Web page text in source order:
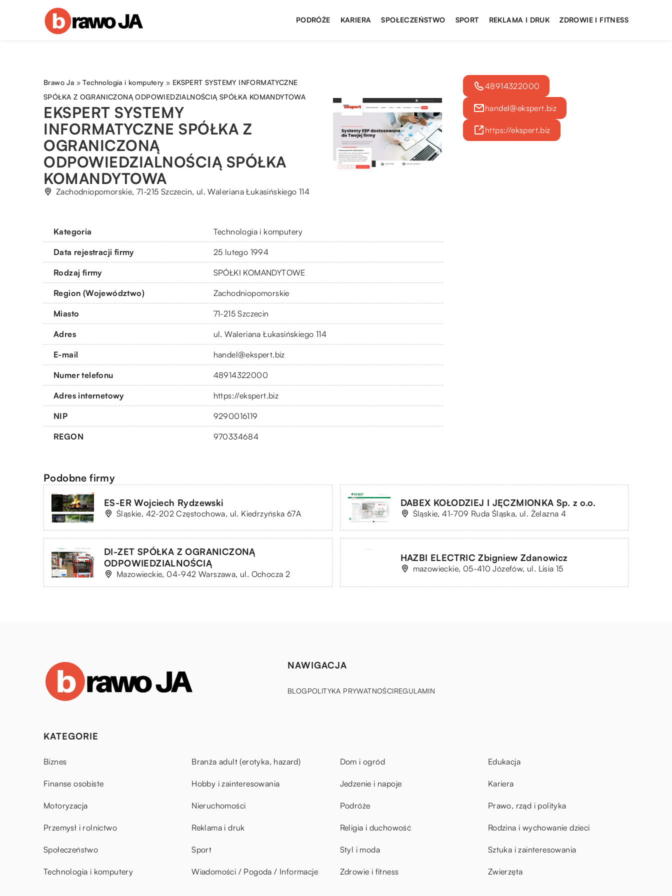
PODRÓŻE KARIERA SPOŁECZEŃSTWO SPORT REKLAMA I DRUK ZDROWIE I FITNESS
Brawo Ja »Technologia i komputery » EKSPERT SYSTEMY INFORMATYCZNE
SPÓŁKA Z OGRANICZONĄ ODPOWIEDZIALNOŚCIĄ SPÓŁKA KOMANDYTOWA
EKSPERT SYSTEMY
INFORMATYCZNE SPÓŁKA Z
OGRANICZONĄ
ODPOWIEDZIALNOŚCIĄ SPÓŁKA
KOMANDYTOWA
Zachodniopomorskie, 71-215 Szczecin, ul. Waleriana Łukasińskiego 114
Kategoria Technologia i komputery
Data rejestracji firmy 25 lutego 1994
Rodzaj firmy SPÓŁKI KOMANDYTOWE
Region (Województwo) Zachodniopomorskie
Miasto 71-215 Szczecin
Adres ul. Waleriana Łukasińskiego 114
E-mail handel@ekspert.biz
Numer telefonu 48914322000
Adres internetowy https://ekspert.biz
NIP 9290016119
REGON 970334684
48914322000
handel@ekspert.biz
https://ekspert.biz
Podobne firmy
ES-ER Wojciech Rydzewski
Śląskie, 42-202 Częstochowa, ul. Kiedrzyńska 67A
DABEX KOŁODZIEJ I JĘCZMIONKA Sp. z o.o.
Śląskie, 41-709 Ruda Śląska, ul. Żelazna 4
DI-ZET SPÓŁKA Z OGRANICZONĄ
ODPOWIEDZIALNOŚCIĄ
Mazowieckie, 04-942 Warszawa, ul. Ochocza 2
HAZBI ELECTRIC Zbigniew Zdanowicz
mazowieckie, 05-410 Józefów, ul. Lisia 15
NAWIGACJA
BLOGPOLITYKA PRYWATNOŚCIREGULAMIN
KATEGORIE
Biznes Branża adult (erotyka, hazard) Dom i ogród Edukacja
Finanse osobiste Hobby i zainteresowania Jedzenie i napoje Kariera
Motoryzacja Nieruchomości Podróże Prawo, rząd i polityka
Przemysł i rolnictwo Reklama i druk Religia i duchowość Rodzina i wychowanie dzieci
Społeczeństwo Sport Styl i moda Sztuka i zainteresowania
Technologia i komputery Wiadomości / Pogoda / Informacje Zdrowie i fitness Zwierzęta